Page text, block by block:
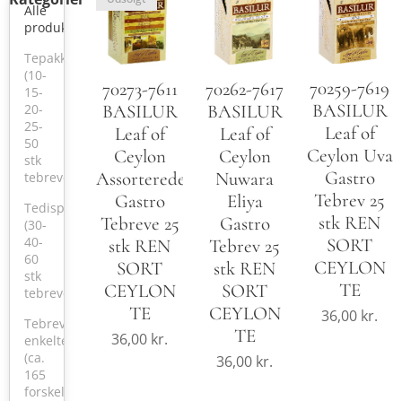
Alle
produkter
Tepakker
(10-
15-
20-
25-
50
stk
tebreve)
Tedisplay
(30-
40-
60
stk
tebreve)
Tebreve,
enkelte
(ca.
165
forskellige)
70273-7611
BASILUR
Leaf of
Ceylon
Assorterede
Gastro
Tebreve 25
stk REN
SORT
CEYLON
TE
36,00 kr.
70262-7617
BASILUR
Leaf of
Ceylon
Nuwara
Eliya
Gastro
Tebrev 25
stk REN
SORT
CEYLON
TE
36,00 kr.
70259-7619
BASILUR
Leaf of
Ceylon Uva
Gastro
Tebrev 25
stk REN
SORT
CEYLON
TE
36,00 kr.